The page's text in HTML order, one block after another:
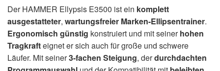
Der HAMMER Ellypsis E3500 ist ein komplett
ausgestatteter, wartungsfreier Marken-Ellipsentrainer.
Ergonomisch günstig konstruiert und mit seinerhohen
Tragkrafteignet er sich auch für große und schwere
Läufer. Mit seiner3-fachen Steigung, derdurchdachten